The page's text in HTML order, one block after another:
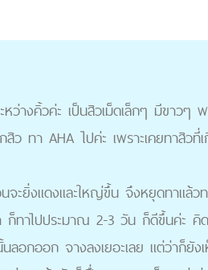
ว่างคิ้วค่ะ เป็นสิวเม็ดเล็กๆ มีขาว
ว ทา AHA ไปค่ะ เพราะเคยทาสิว
อนจะยิ่งแดงและใหญ่ขึ้น จึงหยุดทา
ก็ทาไปประมาณ 2-3 วัน ก็ดีขึ้นค่ะ คิ
ลอกออก จางลงเยอะเลย แต่ว่าก็ยั